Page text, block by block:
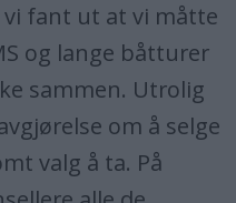
fant ut at vi måtte
og lange båtturer
sammen. Utrolig
om å selge
valg å ta. På